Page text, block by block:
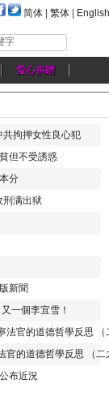
简体 繁体 English
字
愛心捐贈
拘押女性良心犯
但不受誘惑
分
刑满出狱
新聞
一個李宜雪！
官的道德哲學反思 （
的道德哲學反思 （二
布近況